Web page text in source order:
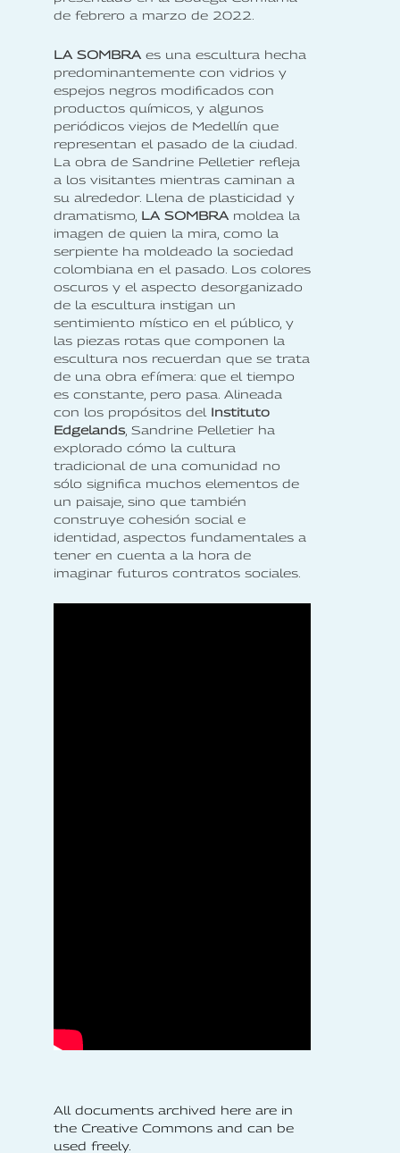
de febrero a marzo de 2022.
LA SOMBRA es una escultura hecha
predominantemente con vidrios y
espejos negros modificados con
productos químicos, y algunos
periódicos viejos de Medellín que
representan el pasado de la ciudad.
La obra de Sandrine Pelletier refleja
a los visitantes mientras caminan a
su alrededor. Llena de plasticidad y
dramatismo, LA SOMBRA moldea la
imagen de quien la mira, como la
serpiente ha moldeado la sociedad
colombiana en el pasado. Los colores
oscuros y el aspecto desorganizado
de la escultura instigan un
sentimiento místico en el público, y
las piezas rotas que componen la
escultura nos recuerdan que se trata
de una obra efímera: que el tiempo
es constante, pero pasa. Alineada
con los propósitos del Instituto
Edgelands, Sandrine Pelletier ha
explorado cómo la cultura
tradicional de una comunidad no
sólo significa muchos elementos de
un paisaje, sino que también
construye cohesión social e
identidad, aspectos fundamentales a
tener en cuenta a la hora de
imaginar futuros contratos sociales.
All documents archived here are in
the Creative Commons and can be
used freely.